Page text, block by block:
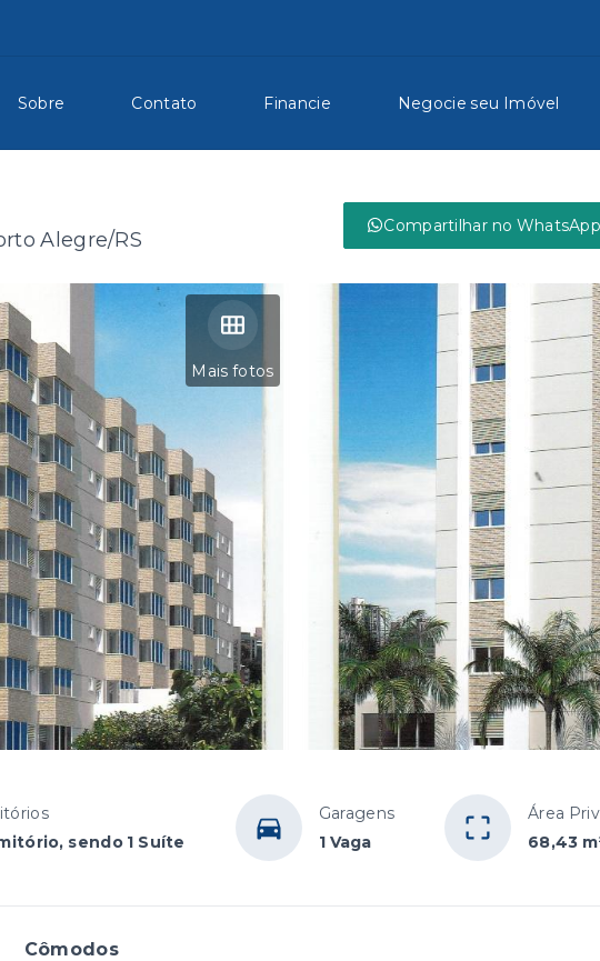
Sobre Contato Financie Negocie seu Imóvel
Alegre/RS
Compartilhar no WhatsApp
Mais fotos
sendo 1 Suíte
Garagens
1 Vaga
Área
68,43
Cômodos